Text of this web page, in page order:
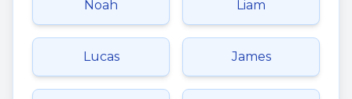
Noah Liam
Lucas James